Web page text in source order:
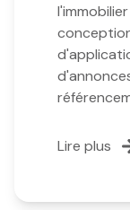
Lire plus